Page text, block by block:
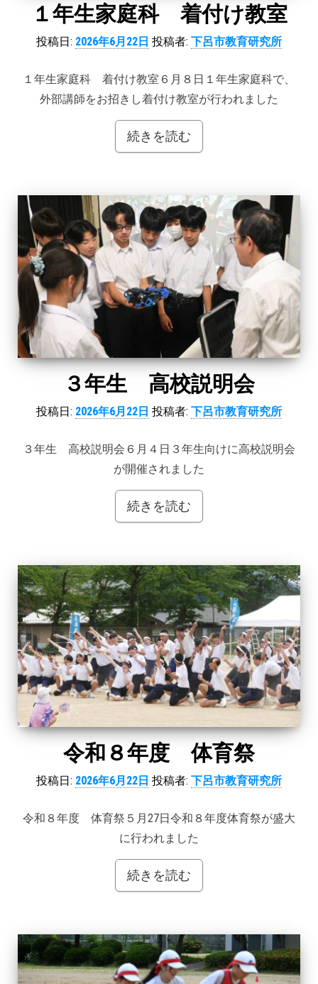
１年生家庭科 着付け教室
投稿日: 2026年6月22日 投稿者: 下呂市教育研究所
１年生家庭科 着付け教室６月８日１年生家庭科で、
外部講師をお招きし着付け教室が行われました
続きを読む
３年生 高校説明会
投稿日: 2026年6月22日 投稿者: 下呂市教育研究所
３年生 高校説明会６月４日３年生向けに高校説明会
が開催されました
続きを読む
令和８年度 体育祭
投稿日: 2026年6月22日 投稿者: 下呂市教育研究所
令和８年度 体育祭５月27日令和８年度体育祭が盛大
に行われました
続きを読む